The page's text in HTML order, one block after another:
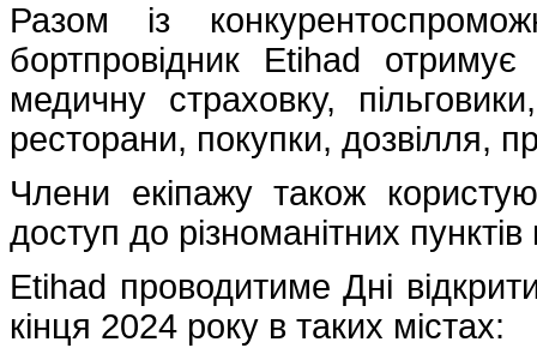
Разом із
бортпровідник Etihad
медичну страховку,
ресторани, покупки, дозвілля,
Члени екіпажу також
доступ до різноманітних
Etihad проводитиме Дні
кінця 2024 року в таких містах: